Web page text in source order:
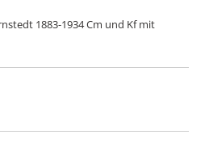
1883-1934 Cm und Kf mit